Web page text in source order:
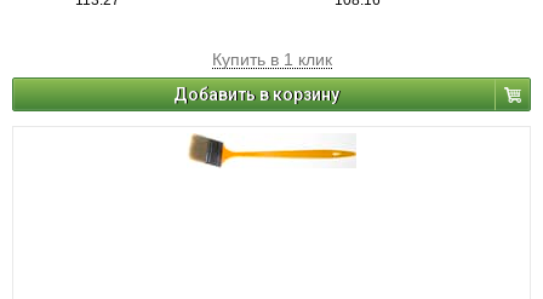
Купить в 1 клик
Добавить в корзину